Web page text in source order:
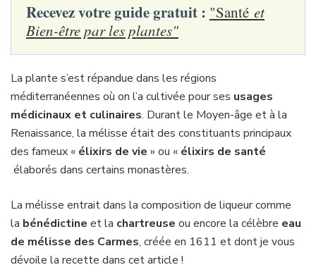
Recevez votre guide gratuit : "Santé et
Bien-être par les plantes"
La plante s’est répandue dans les régions
méditerranéennes où on l’a cultivée pour ses usages
médicinaux et culinaires. Durant le Moyen-âge et à la
Renaissance, la mélisse était des constituants principaux
des fameux « élixirs de vie » ou « élixirs de santé
élaborés dans certains monastères.
La mélisse entrait dans la composition de liqueur comme
la bénédictine et la chartreuse ou encore la célèbre eau
de mélisse des Carmes, créée en 1611 et dont je vous
dévoile la recette dans cet article !